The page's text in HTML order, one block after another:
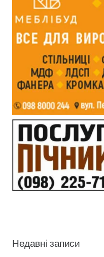
Недавні записи